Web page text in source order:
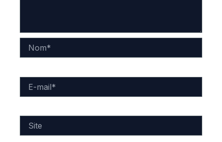
mail*